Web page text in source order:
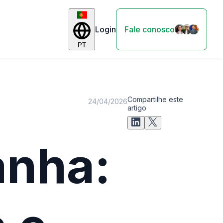
PT
Login Fale conosco
24/04/2026Compartilhe este
artigo